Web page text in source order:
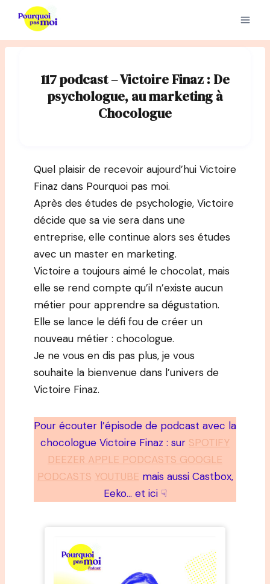
contenu
117 podcast – Victoire Finaz : De
psychologue, au marketing à
Chocologue
Quel plaisir de recevoir aujourd’hui Victoire
Finaz dans Pourquoi pas moi.
Après des études de psychologie, Victoire
décide que sa vie sera dans une
entreprise, elle continue alors ses études
avec un master en marketing.
Victoire a toujours aimé le chocolat, mais
elle se rend compte qu’il n’existe aucun
métier pour apprendre sa dégustation.
Elle se lance le défi fou de créer un
nouveau métier : chocologue.
Je ne vous en dis pas plus, je vous
souhaite la bienvenue dans l’univers de
Victoire Finaz.
Pour écouter l’épisode de podcast avec la
chocologue Victoire Finaz : sur SPOTIFY
DEEZER APPLE PODCASTS GOOGLE
PODCASTS YOUTUBE mais aussi Castbox,
Eeko… et ici ☟